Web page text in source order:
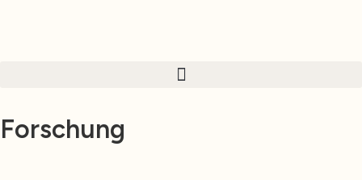
Forschung